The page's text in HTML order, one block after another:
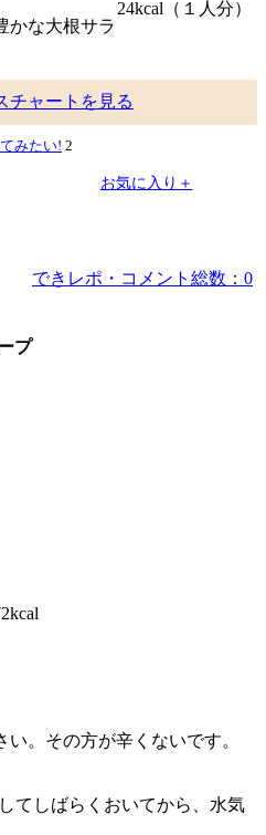
24kcal （１人分）
かな大根サラ
チャートを見る
みたい! 2
お気に入り＋
できレポ・コメント総数：0
プ
。その方が辛くないです。
てしばらくおいてから、水気